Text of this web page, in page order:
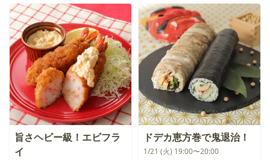
旨さヘビー級！エビフラ
イ
ドデカ恵方巻で鬼退治！
1/21 (火) 19:00〜20:00